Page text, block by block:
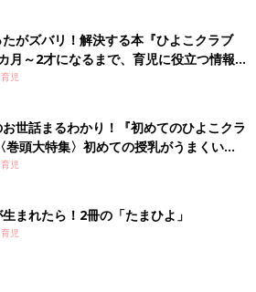
がズバリ！解決する本『ひよこクラブ
～2才になるまで、育児に役立つ情報が
児
世話まるわかり！『初めてのひよこクラ
巻頭大特集〉初めての授乳がうまくい
い・ミルクの基本と夏のトラブル 解決テ
児
まれたら！2冊の「たまひよ」
児